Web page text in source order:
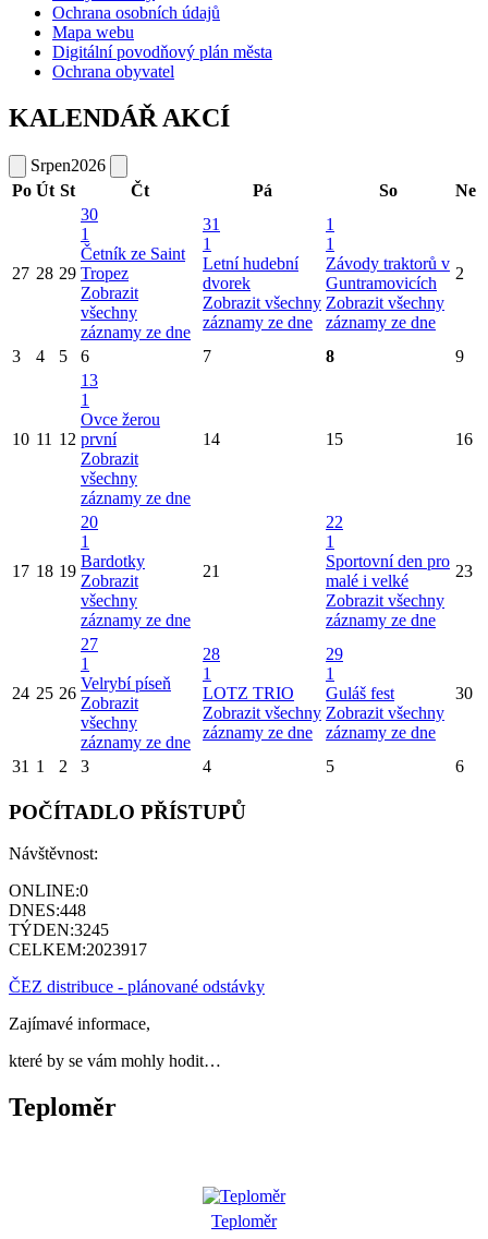
Ochrana osobních údajů
Mapa webu
Digitální povodňový plán města
Ochrana obyvatel
KALENDÁŘ AKCÍ
Srpen2026
Po Út St Čt Pá So Ne
27 28 29
30
1
Četník ze Saint
Tropez
Zobrazit
všechny
záznamy ze dne
31
1
Letní hudební
dvorek
Zobrazit všechny
záznamy ze dne
1
1
Závody traktorů v
Guntramovicích
Zobrazit všechny
záznamy ze dne
2
3 4 5 6 7 8 9
10 11 12
13
1
Ovce žerou
první
Zobrazit
všechny
záznamy ze dne
14 15 16
17 18 19
20
1
Bardotky
Zobrazit
všechny
záznamy ze dne
21
22
1
Sportovní den pro
malé i velké
Zobrazit všechny
záznamy ze dne
23
24 25 26
27
1
Velrybí píseň
Zobrazit
všechny
záznamy ze dne
28
1
LOTZ TRIO
Zobrazit všechny
záznamy ze dne
29
1
Guláš fest
Zobrazit všechny
záznamy ze dne
30
31 1 2 3 4 5 6
POČÍTADLO PŘÍSTUPŮ
Návštěvnost:
ONLINE:0
DNES:448
TÝDEN:3245
CELKEM:2023917
ČEZ distribuce - plánované odstávky
Zajímavé informace,
které by se vám mohly hodit…
Teploměr
Teploměr